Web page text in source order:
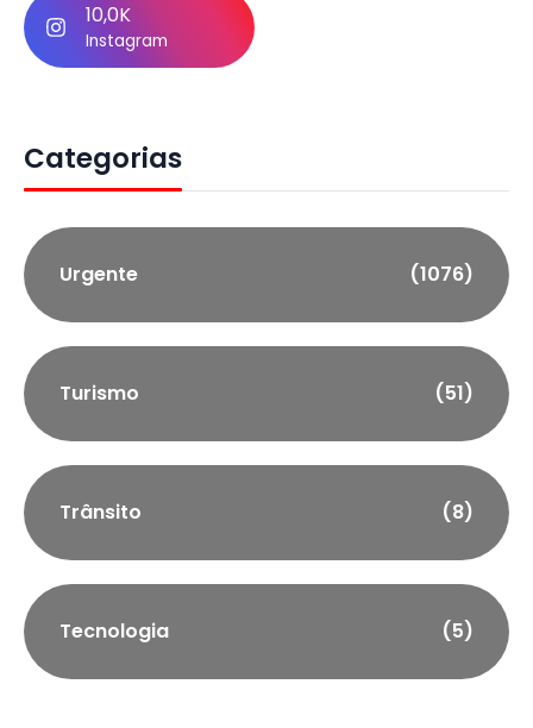
10,0K
Instagram
Categorias
Urgente (1076)
Turismo (51)
Trânsito (8)
Tecnologia (5)